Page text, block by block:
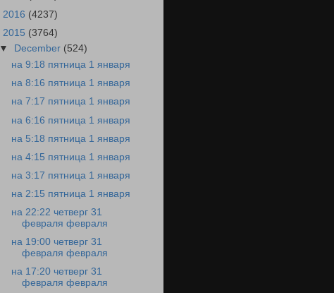
2016 (4237)
2015 (3764)
▼
December (524)
на 9:18 пятница 1 января
на 8:16 пятница 1 января
на 7:17 пятница 1 января
на 6:16 пятница 1 января
на 5:18 пятница 1 января
на 4:15 пятница 1 января
на 3:17 пятница 1 января
на 2:15 пятница 1 января
на 22:22 четверг 31
февраля февраля
на 19:00 четверг 31
февраля февраля
на 17:20 четверг 31
февраля февраля